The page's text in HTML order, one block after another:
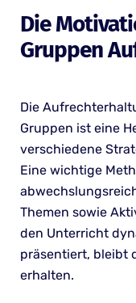
Die
Gruppen
Die
Gruppen ist eine
verschiedene
Eine wichtige
Themen sowie
den Unterricht
präsentiert, bleibt
erhalten.